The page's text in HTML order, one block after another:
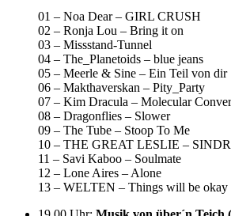
01 – Noa Dear – GIRL CRUSH
02 – Ronja Lou – Bring it on
03 – Missstand-Tunnel
04 – The_Planetoids – blue jeans
05 – Meerle & Sine – Ein Teil von dir
06 – Makthaverskan – Pity_Party
07 – Kim Dracula – Molecular
08 – Dragonflies – Slower
09 – The Tube – Stoop To Me
10 – THE GREAT LESLIE –
11 – Savi Kaboo – Soulmate
12 – Lone Aires – Alone
13 – WELTEN – Things will be okay